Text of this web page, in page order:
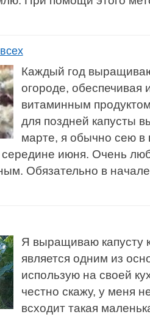
Каждый год
огороде, обеспечивая
витаминным
для поздней капусты
марте, я обычно сею
июня. Очень
Обязательно в начале
Я выращиваю капусту
является одним из
использую на своей
честно скажу, у меня
всходит такая